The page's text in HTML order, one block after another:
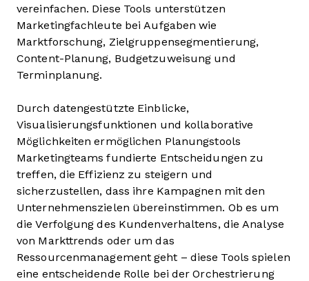
vereinfachen. Diese Tools unterstützen
Marketingfachleute bei Aufgaben wie
Marktforschung, Zielgruppensegmentierung,
Content-Planung, Budgetzuweisung und
Terminplanung.
Durch datengestützte Einblicke,
Visualisierungsfunktionen und kollaborative
Möglichkeiten ermöglichen Planungstools
Marketingteams fundierte Entscheidungen zu
treffen, die Effizienz zu steigern und
sicherzustellen, dass ihre Kampagnen mit den
Unternehmenszielen übereinstimmen. Ob es um
die Verfolgung des Kundenverhaltens, die Analyse
von Markttrends oder um das
Ressourcenmanagement geht – diese Tools spielen
eine entscheidende Rolle bei der Orchestrierung